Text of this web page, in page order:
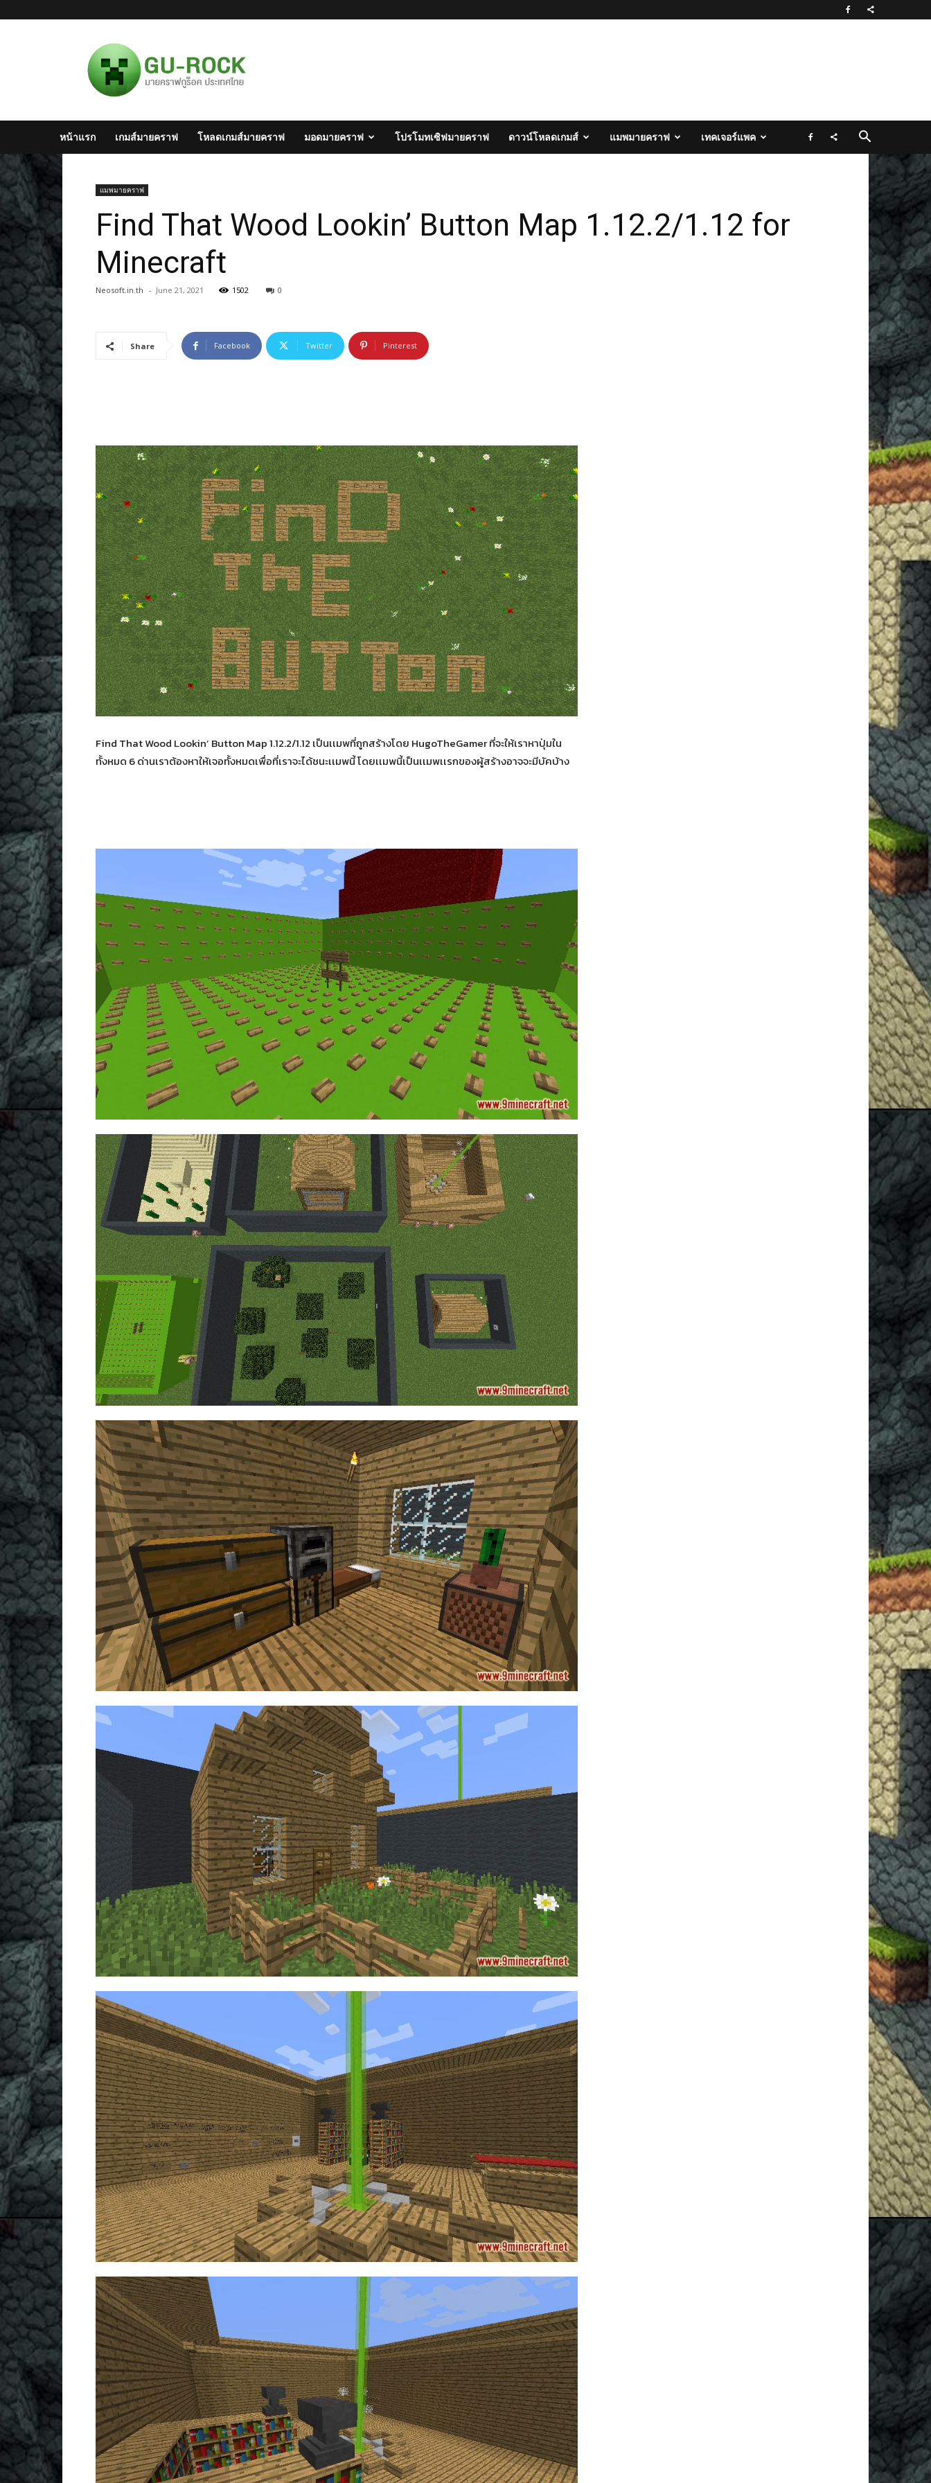
มาย
ครา
ฟไทย
สังคม
มาย
ประเทศไทย
หน้าแรก เกมส์มายคราฟ โหลดเกมส์มายคราฟ มอดมายคราฟ โปรโมทเซิฟมายคราฟ ดาวน์โหลดเกมส์ แมพมายคราฟ เทคเจอร์แพค
แมพมายคราฟ
Find That Wood Lookin’ Button Map 1.12.2/1.12 for
Minecraft
Neosoft.in.th - June 21, 2021 1502 0
Share Facebook Twitter Pinterest
Find That Wood Lookin’ Button Map 1.12.2/1.12 เป็นเเมพที่ถูกสร้างโดย HugoTheGamer ที่จะให้เราหาปุ่มใน
ทั้งหมด 6 ด่านเราต้องหาให้เจอทั้งหมดเพื่อที่เราจะได้ชนะเเมพนี้ โดยเเมพนี้เป็นเเมพเเรกของผู้สร้างอาจจะมีบัคบ้าง